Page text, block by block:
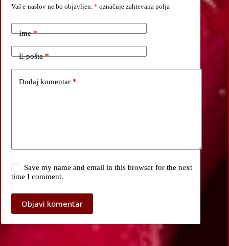
Vaš e-naslov ne bo objavljen. * označuje zahtevana polja
Ime*
E-pošta*
Dodaj komentar *
Save my name and email in this browser for the next
time I comment.
Objavi komentar